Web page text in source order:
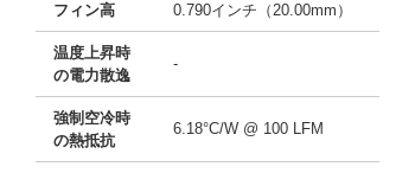
フィン高 0.790インチ（20.00mm）
温度上昇時
の電力散逸
-
強制空冷時
の熱抵抗
6.18°C/W @ 100 LFM